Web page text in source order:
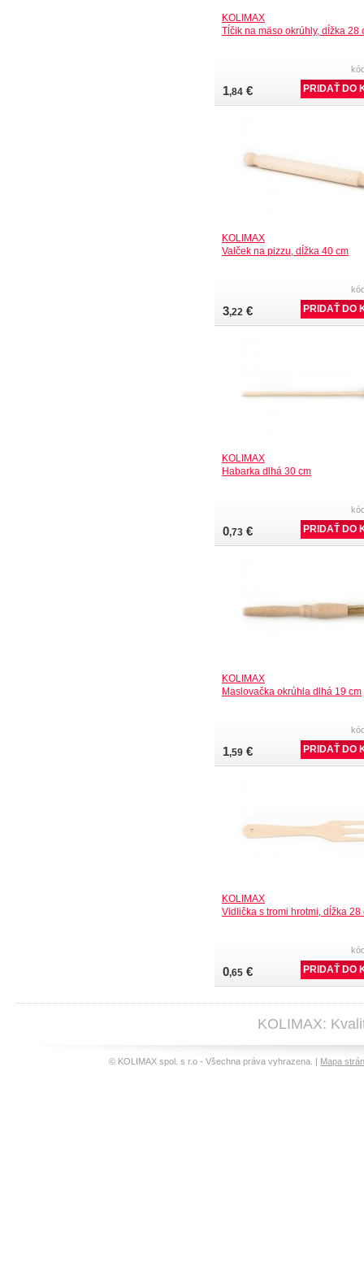
KOLIMAX
Tĺčik na mäso okrúhly, dĺžka 28
1,84 €
KOLIMAX
Valček na pizzu, dĺžka 40 cm
3,22 €
KOLIMAX
Habarka dlhá 30 cm
0,73 €
KOLIMAX
Maslovačka okrúhla dlhá 19 cm
1,59 €
KOLIMAX
Vidlička s tromi hrotmi, dĺžka 28
0,65 €
KOLIMAX:
© KOLIMAX spol. s r.o - Všechna práva vyhrazena. | Mapa